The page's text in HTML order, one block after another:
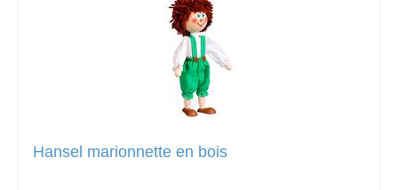
Hansel marionnette en bois